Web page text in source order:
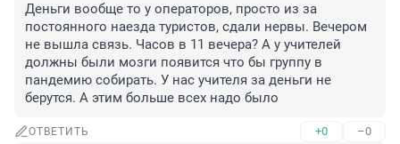
Деньги вообще то у операторов, просто из за
постоянного наезда туристов, сдали нервы. Вечером
не вышла связь. Часов в 11 вечера? А у учителей
должны были мозги появится что бы группу в
пандемию собирать. У нас учителя за деньги не
берутся. А этим больше всех надо было
ОТВЕТИТЬ +0 –0